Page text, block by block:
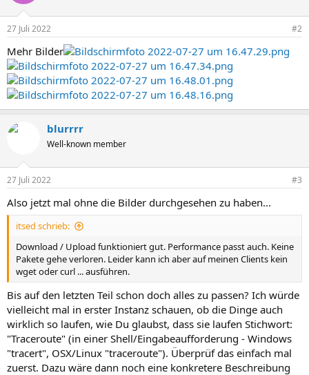
27 Juli 2022 #2
Mehr Bilder
blurrrr
Well-known member
27 Juli 2022 #3
Also jetzt mal ohne die Bilder durchgesehen zu haben...
itsed schrieb:
Download / Upload funktioniert gut. Performance passt auch. Keine
Pakete gehe verloren. Leider kann ich aber auf meinen Clients kein
wget oder curl ... ausführen.
Bis auf den letzten Teil schon doch alles zu passen? Ich würde
vielleicht mal in erster Instanz schauen, ob die Dinge auch
wirklich so laufen, wie Du glaubst, dass sie laufen Stichwort:
"Traceroute" (in einer Shell/Eingabeaufforderung - Windows
"tracert", OSX/Linux "traceroute"). Überprüf das einfach mal
zuerst. Dazu wäre dann noch eine konkretere Beschreibung